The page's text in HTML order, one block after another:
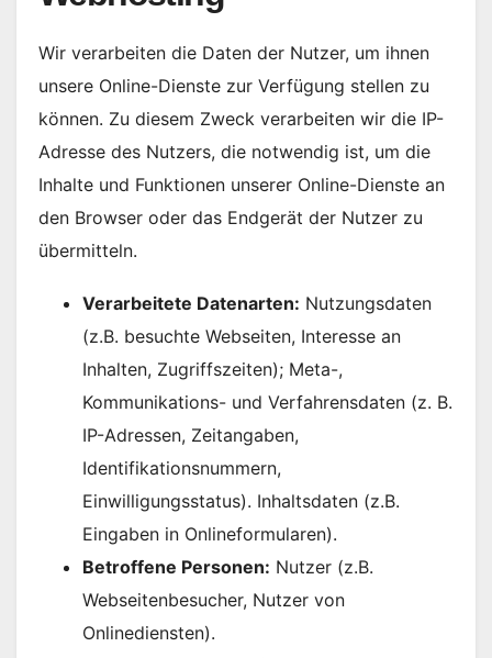
Wir verarbeiten die Daten der Nutzer, um ihnen
unsere Online-Dienste zur Verfügung stellen zu
können. Zu diesem Zweck verarbeiten wir die IP-
Adresse des Nutzers, die notwendig ist, um die
Inhalte und Funktionen unserer Online-Dienste an
den Browser oder das Endgerät der Nutzer zu
übermitteln.
Verarbeitete Datenarten: Nutzungsdaten
(z.B. besuchte Webseiten, Interesse an
Inhalten, Zugriffszeiten); Meta-,
Kommunikations- und Verfahrensdaten (z. B.
IP-Adressen, Zeitangaben,
Identifikationsnummern,
Einwilligungsstatus). Inhaltsdaten (z.B.
Eingaben in Onlineformularen).
Betroffene Personen: Nutzer (z.B.
Webseitenbesucher, Nutzer von
Onlinediensten).